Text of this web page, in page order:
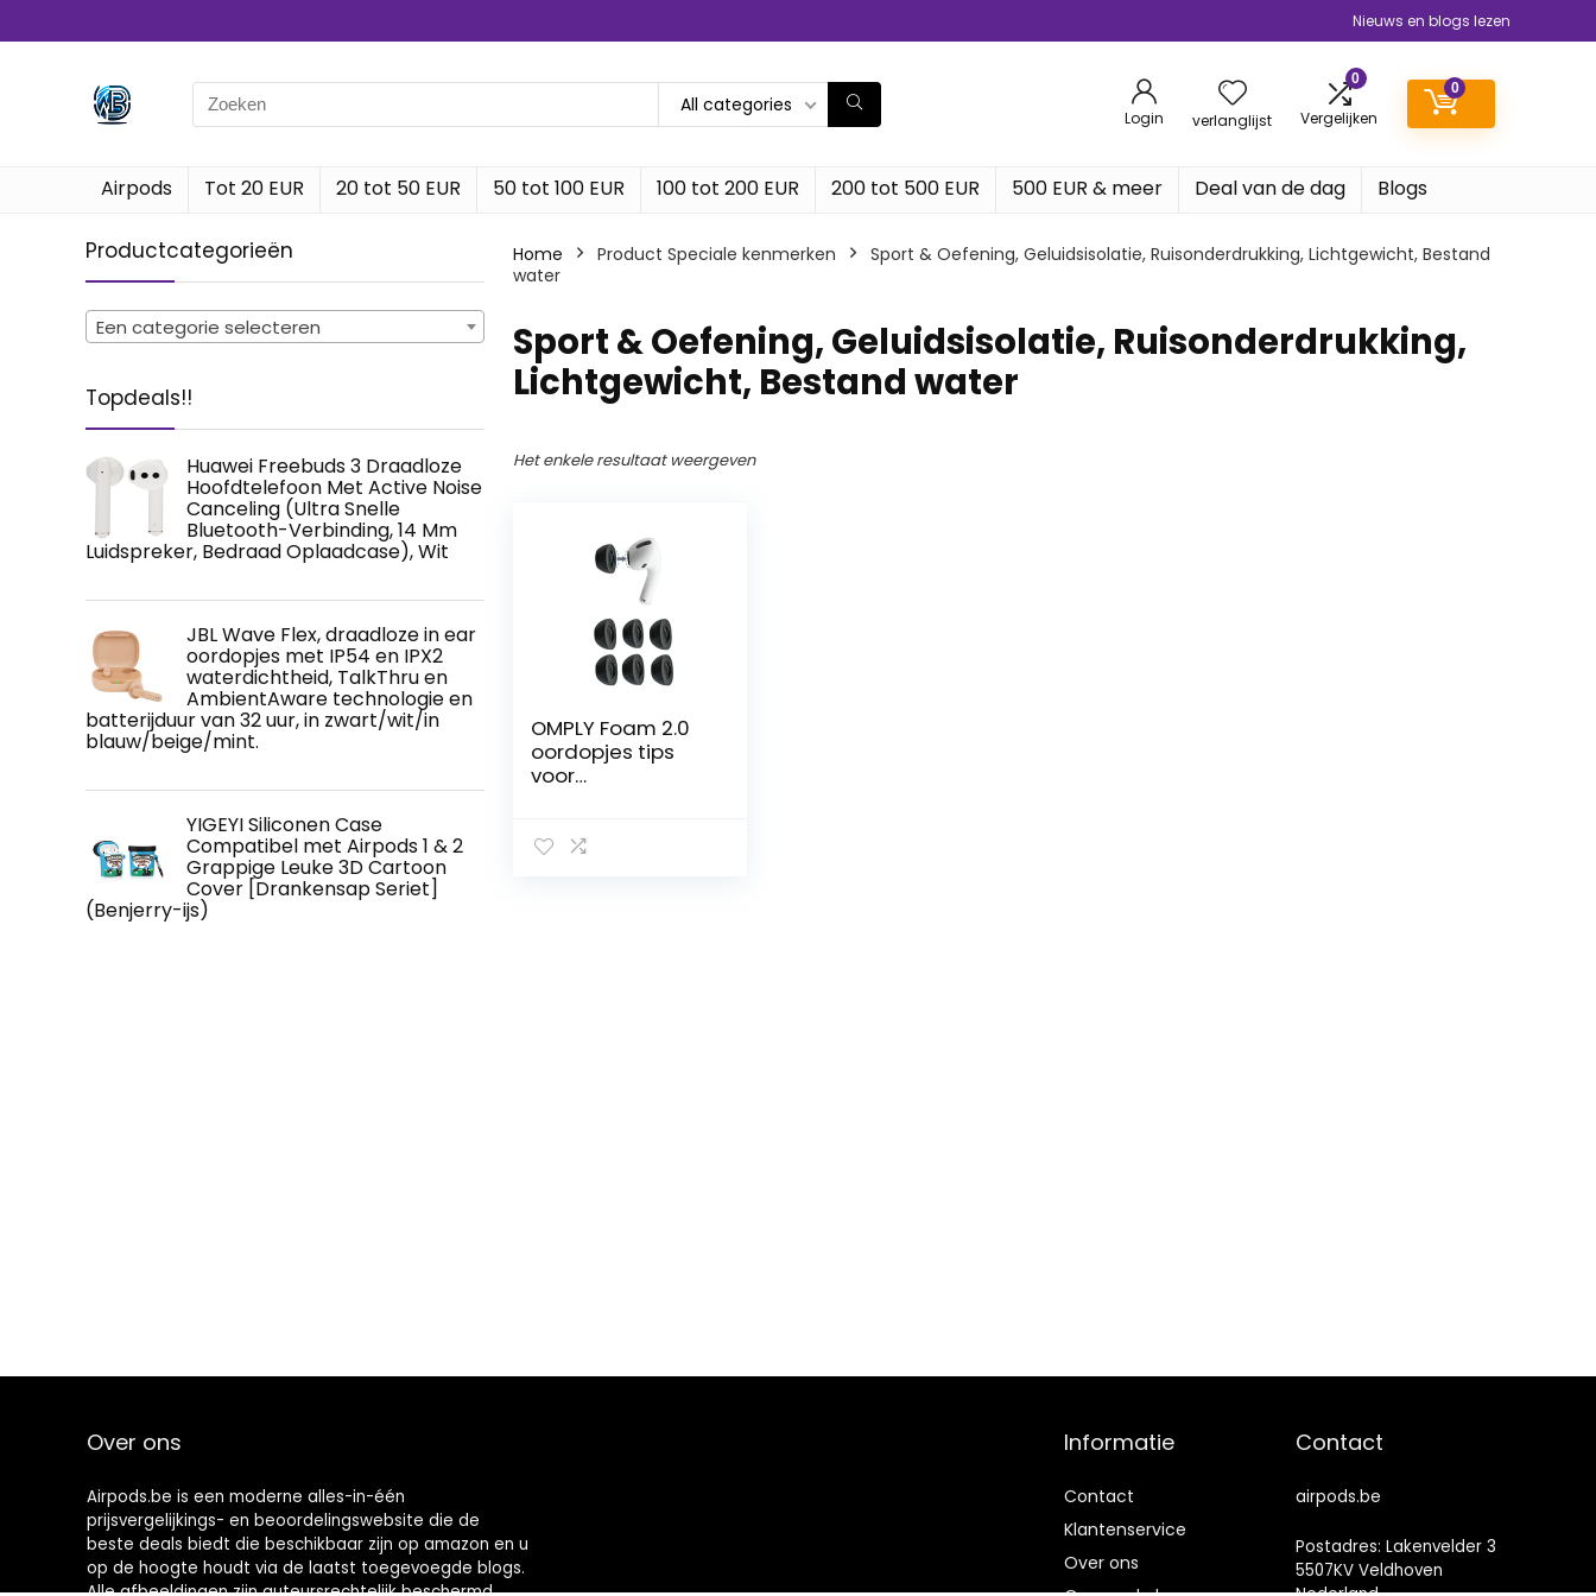
Nieuws en blogs lezen
Search
for:
All categories
Login verlanglijst
0
Vergelijken
0
Airpods Tot 20 EUR 20 tot 50 EUR 50 tot 100 EUR 100 tot 200 EUR 200 tot 500 EUR 500 EUR & meer Deal van de dag Blogs
Productcategorieën
Een categorie selecteren
Topdeals!!
Huawei Freebuds 3 Draadloze
Hoofdtelefoon Met Active Noise
Canceling (Ultra Snelle
Bluetooth-Verbinding, 14 Mm
Luidspreker, Bedraad Oplaadcase), Wit
JBL Wave Flex, draadloze in ear
oordopjes met IP54 en IPX2
waterdichtheid, TalkThru en
AmbientAware technologie en
batterijduur van 32 uur, in zwart/wit/in
blauw/beige/mint.
YIGEYI Siliconen Case
Compatibel met Airpods 1 & 2
Grappige Leuke 3D Cartoon
Cover [Drankensap Seriet]
(Benjerry-ijs)
Home Product Speciale kenmerken
‎Sport & Oefening, Geluidsisolatie, Ruisonderdrukking, Lichtgewicht, Bestand
water
‎Sport & Oefening, Geluidsisolatie, Ruisonderdrukking,
Lichtgewicht, Bestand water
Het enkele resultaat weergeven
OMPLY Foam 2.0
oordopjes tips
voor
de oortelefoons
Over ons
Airpods.be is een moderne alles-in-één
prijsvergelijkings- en beoordelingswebsite die de
beste deals biedt die beschikbaar zijn op amazon en u
op de hoogte houdt via de laatst toegevoegde blogs.
Alle afbeeldingen zijn auteursrechtelijk beschermd
Informatie
Contact
Klantenservice
Over ons
Contact
airpods.be
Postadres: Lakenvelder 3
5507KV Veldhoven